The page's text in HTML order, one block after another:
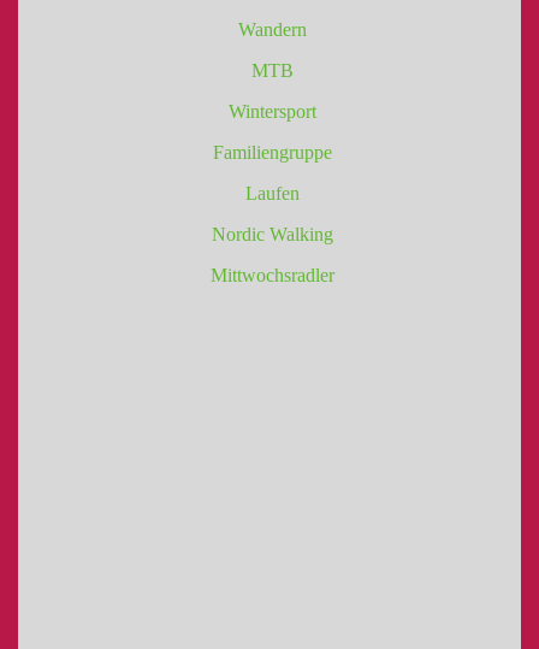
Wandern
MTB
Wintersport
Familiengruppe
Laufen
Nordic Walking
Mittwochsradler